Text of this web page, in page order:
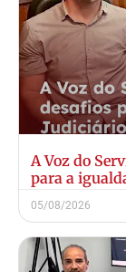
A Voz do
para a
05/08/2026